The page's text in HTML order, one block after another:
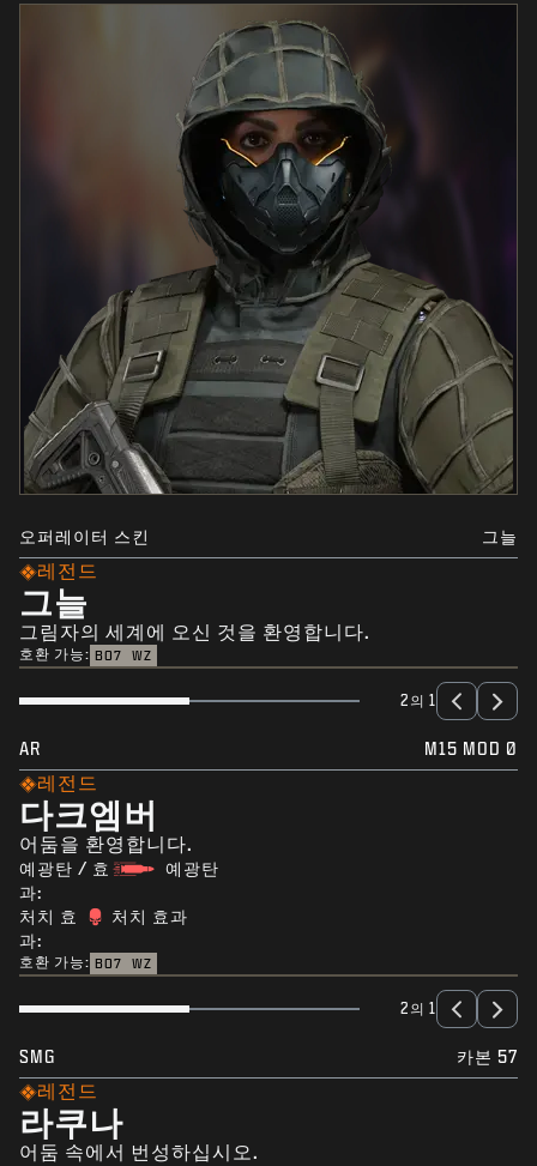
오퍼레이터 스킨 그늘
레전드
그늘
그림자의 세계에 오신 것을 환영합니다.
호환 가능: BO7 WZ
2의 1
AR M15 MOD 0
레전드
다크엠버
어둠을 환영합니다.
예광탄 / 효
과:
예광탄
처치 효
과:
처치 효과
호환 가능: BO7 WZ
2의 1
SMG 카본 57
레전드
라쿠나
어둠 속에서 번성하십시오.